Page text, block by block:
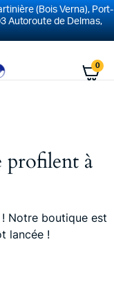
(Bois Verna), Port-
Autoroute de Delmas,
0
profilent à
! Notre boutique est
lancée !